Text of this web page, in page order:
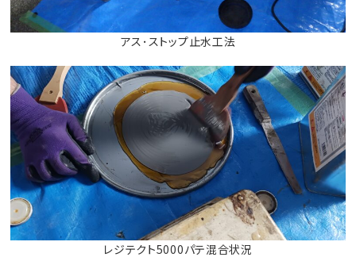
アス･ストップ止水工法
レジテクト5000パテ混合状況